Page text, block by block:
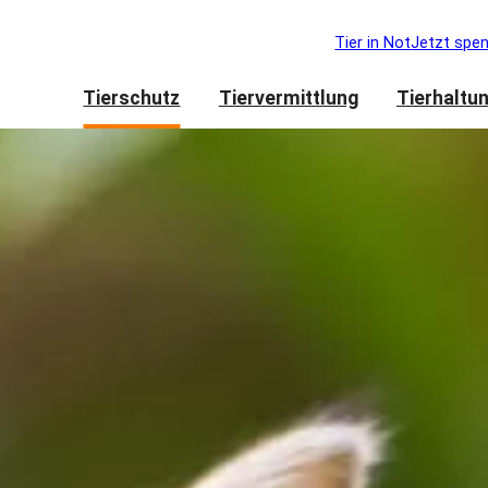
Tier in NotJetzt
Tierschutz Tiervermittlung